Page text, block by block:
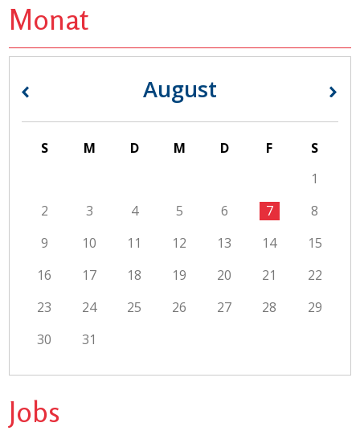
Monat
August
« »
S M D M D F
S
1
2
3 4 5 6 7
8
9
10 11 12 13 14
15
16
17 18 19 20 21
22
23
24 25 26 27 28
29
30
31
Jobs